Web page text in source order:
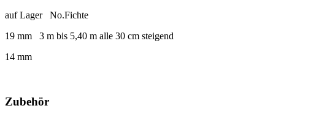
auf Lager No.Fichte
19 mm 3 m bis 5,40 m alle 30 cm steigend
14 mm
Zubehör